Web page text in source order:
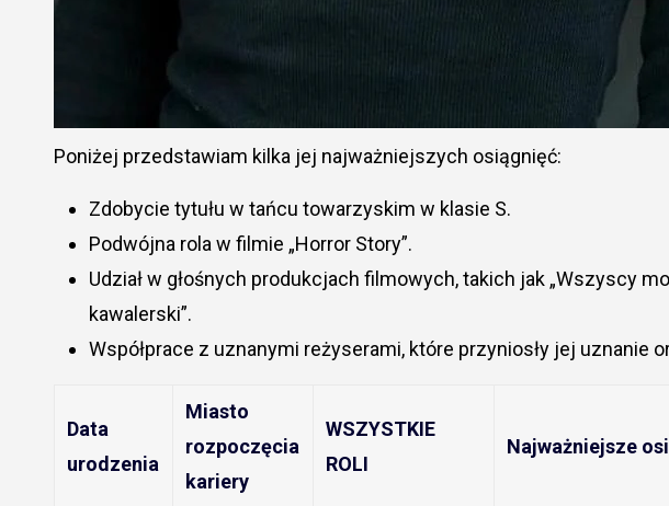
Poniżej przedstawiam kilka jej najważniejszych osiągnięć:
Zdobycie tytułu w tańcu towarzyskim w klasie S.
Podwójna rola w filmie „Horror Story”.
Udział w głośnych produkcjach filmowych, takich jak „Wszyscy
kawalerski”.
Współprace z uznanymi reżyserami, które przyniosły jej uznanie
Data
urodzenia
Miasto
rozpoczęcia
kariery
WSZYSTKIE
ROLI
Najważniejsze